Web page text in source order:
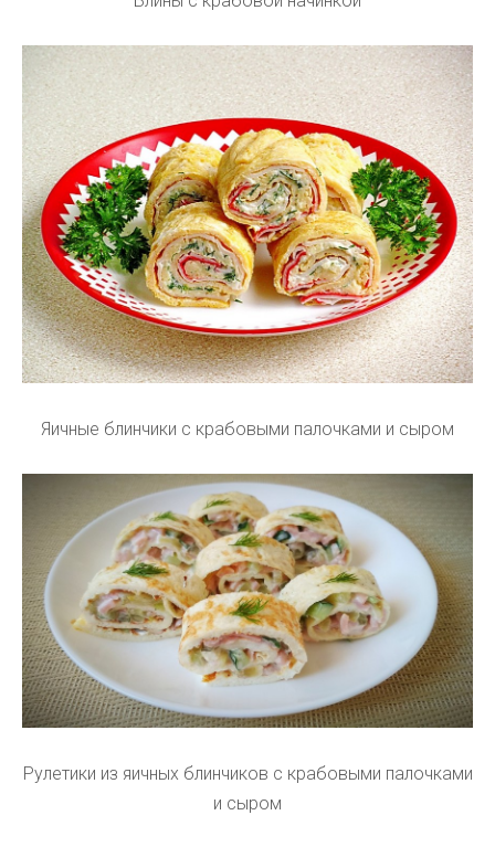
Яичные блинчики с крабовыми палочками и сыром
Рулетики из яичных блинчиков с крабовыми палочками
и сыром